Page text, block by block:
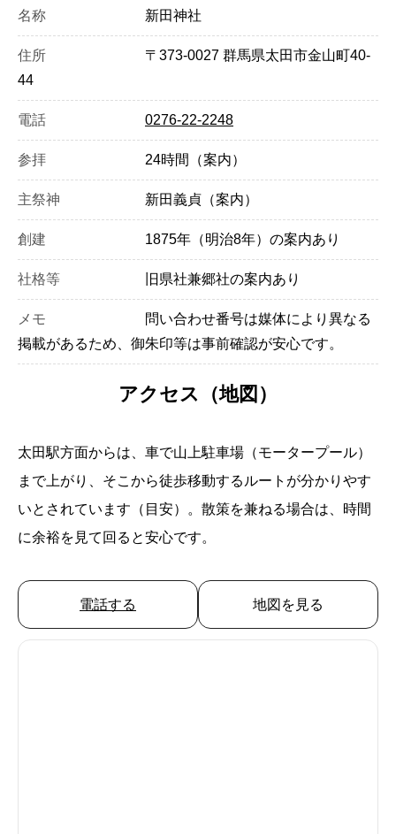
名称 新田神社
住所
〒373-0027 群馬県太田市金山町40-
44
電話 0276-22-2248
参拝 24時間（案内）
主祭神 新田義貞（案内）
創建 1875年（明治8年）の案内あり
社格等 旧県社兼郷社の案内あり
メモ
問い合わせ番号は媒体により異なる
掲載があるため、御朱印等は事前確認が安心です。
アクセス（地図）
太田駅方面からは、車で山上駐車場（モータープール）
まで上がり、そこから徒歩移動するルートが分かりやす
いとされています（目安）。散策を兼ねる場合は、時間
に余裕を見て回ると安心です。
電話する 地図を見る